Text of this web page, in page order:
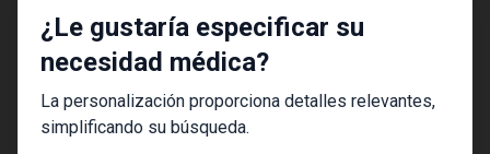
¿Le gustaría especificar su
necesidad médica?
La personalización proporciona detalles relevantes,
simplificando su búsqueda.
Tiene una valoración de 4,6 en Trustpilot y 4,4 en Google
Reviews.
La información proporcionada en el sitio
web no es una guía de acción y no debe ser
interpretada como consejo médico o
recomendación de tratamiento y no